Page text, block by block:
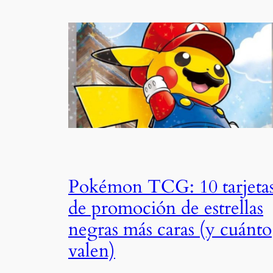
Pokémon TCG: 10
de promoción de estrellas
negras más caras (y cuánto
valen)